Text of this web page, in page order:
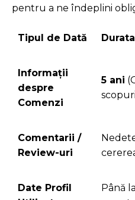
pentru a ne îndeplini
Tipul de Dată
Informații
despre
Comenzi
5 ani
Comentarii /
Review-uri
Date Profil
Până